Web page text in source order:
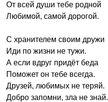
От всей души тебе родной
Любимой, самой дорогой.
С хранителем своим дружи
Иди по жизни не тужи.
А если вдруг придёт беда
Поможет он тебе всегда.
Друзей, любимых не теряй.
Добро запомни, зла не знай.